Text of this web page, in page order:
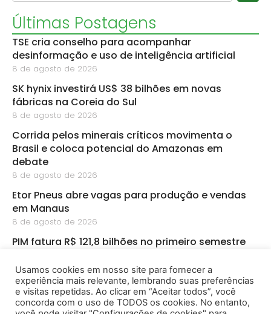
Últimas Postagens
TSE cria conselho para acompanhar
desinformação e uso de inteligência artificial
8 de agosto de 2026
SK hynix investirá US$ 38 bilhões em novas
fábricas na Coreia do Sul
8 de agosto de 2026
Corrida pelos minerais críticos movimenta o
Brasil e coloca potencial do Amazonas em
debate
8 de agosto de 2026
Etor Pneus abre vagas para produção e vendas
em Manaus
8 de agosto de 2026
PIM fatura R$ 121,8 bilhões no primeiro semestre
CBA abre inscrições para startups de
bioeconomia na Amazônia
8 de agosto de 2026
Usamos cookies em nosso site para fornecer a
experiência mais relevante, lembrando suas preferências
e visitas repetidas. Ao clicar em “Aceitar todos”, você
concorda com o uso de TODOS os cookies. No entanto,